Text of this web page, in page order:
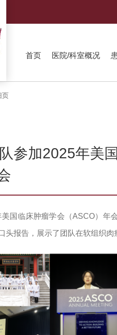
首页 医院/科室概况
页
参加2025年美
国临床肿瘤学会（ASCO）年
头报告，展示了团队在软组织肉